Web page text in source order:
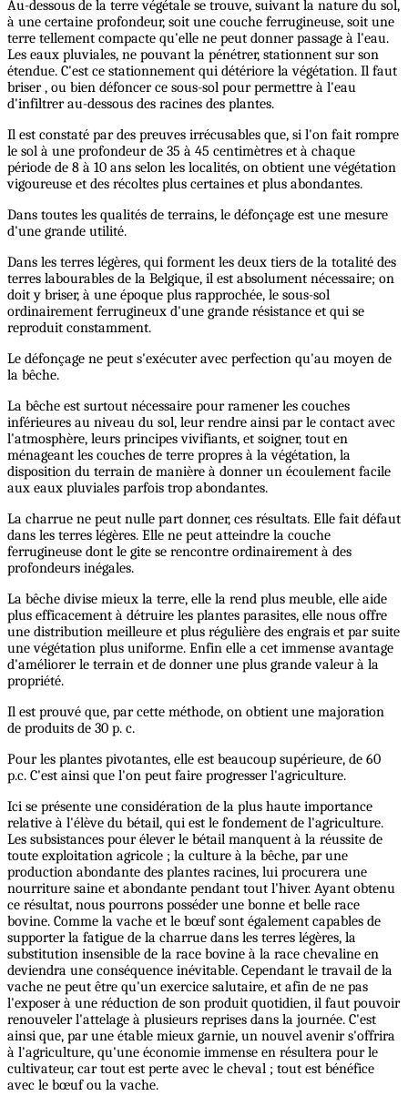
Au-dessous de la terre végétale se trouve, suivant la nature du sol,
à une certaine profondeur, soit une couche ferrugineuse, soit une
terre tellement compacte qu'elle ne peut donner passage à l'eau.
Les eaux pluviales, ne pouvant la pénétrer, stationnent sur son
étendue. C'est ce stationnement qui détériore la végétation. Il faut
briser , ou bien défoncer ce sous-sol pour permettre à l'eau
d'infiltrer au-dessous des racines des plantes.
Il est constaté par des preuves irrécusables que, si l'on fait rompre
le sol à une profondeur de 35 à 45 centimètres et à chaque
période de 8 à 10 ans selon les localités, on obtient une végétation
vigoureuse et des récoltes plus certaines et plus abondantes.
Dans toutes les qualités de terrains, le défonçage est une mesure
d'une grande utilité.
Dans les terres légères, qui forment les deux tiers de la totalité des
terres labourables de la Belgique, il est absolument nécessaire; on
doit y briser, à une époque plus rapprochée, le sous-sol
ordinairement ferrugineux d'une grande résistance et qui se
reproduit constamment.
Le défonçage ne peut s'exécuter avec perfection qu'au moyen de
la bêche.
La bêche est surtout nécessaire pour ramener les couches
inférieures au niveau du sol, leur rendre ainsi par le contact avec
l'atmosphère, leurs principes vivifiants, et soigner, tout en
ménageant les couches de terre propres à la végétation, la
disposition du terrain de manière à donner un écoulement facile
aux eaux pluviales parfois trop abondantes.
La charrue ne peut nulle part donner, ces résultats. Elle fait défaut
dans les terres légères. Elle ne peut atteindre la couche
ferrugineuse dont le gite se rencontre ordinairement à des
profondeurs inégales.
La bêche divise mieux la terre, elle la rend plus meuble, elle aide
plus efficacement à détruire les plantes parasites, elle nous offre
une distribution meilleure et plus régulière des engrais et par suite
une végétation plus uniforme. Enfin elle a cet immense avantage
d'améliorer le terrain et de donner une plus grande valeur à la
propriété.
Il est prouvé que, par cette méthode, on obtient une majoration
de produits de 30 p. c.
Pour les plantes pivotantes, elle est beaucoup supérieure, de 60
p.c. C'est ainsi que l'on peut faire progresser l'agriculture.
Ici se présente une considération de la plus haute importance
relative à l'élève du bétail, qui est le fondement de l'agriculture.
Les subsistances pour élever le bétail manquent à la réussite de
toute exploitation agricole ; la culture à la bêche, par une
production abondante des plantes racines, lui procurera une
nourriture saine et abondante pendant tout l'hiver. Ayant obtenu
ce résultat, nous pourrons posséder une bonne et belle race
bovine. Comme la vache et le bœuf sont également capables de
supporter la fatigue de la charrue dans les terres légères, la
substitution insensible de la race bovine à la race chevaline en
deviendra une conséquence inévitable. Cependant le travail de la
vache ne peut être qu'un exercice salutaire, et afin de ne pas
l'exposer à une réduction de son produit quotidien, il faut pouvoir
renouveler l'attelage à plusieurs reprises dans la journée. C'est
ainsi que, par une étable mieux garnie, un nouvel avenir s'offrira
à l'agriculture, qu'une économie immense en résultera pour le
cultivateur, car tout est perte avec le cheval ; tout est bénéfice
avec le bœuf ou la vache.